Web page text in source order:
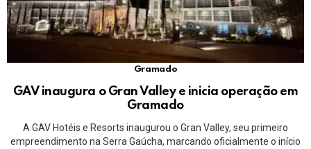
Gramado
GAV inaugura o Gran Valley e inicia operação em
Gramado
A GAV Hotéis e Resorts inaugurou o Gran Valley, seu primeiro
empreendimento na Serra Gaúcha, marcando oficialmente o início